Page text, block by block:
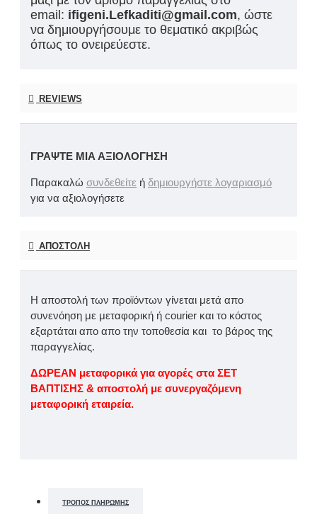
email: ifigeni.Lefkaditi@gmail.com, ώστε
να δημιουργήσουμε το θεματικό ακριβώς
όπως το ονειρεύεστε.
REVIEWS
ΓΡΆΨΤΕ ΜΙΑ ΑΞΙΟΛΌΓΗΣΗ
Παρακαλώ συνδεθείτε ή δημιουργήστε λογαριασμό
για να αξιολογήσετε
ΑΠΟΣΤΟΛΉ
Η αποστολή των προϊόντων γίνεται μετά απο
συνενόηση με μεταφορική ή courier και το κόστος
εξαρτάται απο απο την τοποθεσία και το βάρος της
παραγγελίας.
ΔΩΡΕΑΝ μεταφορικά για αγορές στα ΣΕΤ
ΒΑΠΤΙΣΗΣ & αποστολή με συνεργαζόμενη
μεταφορική εταιρεία.
ΤΡΌΠΟΣ ΠΛΗΡΩΜΉΣ